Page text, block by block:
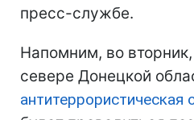
пресс-службе.
Напомним, во
севере Донецкой
антитеррористическая